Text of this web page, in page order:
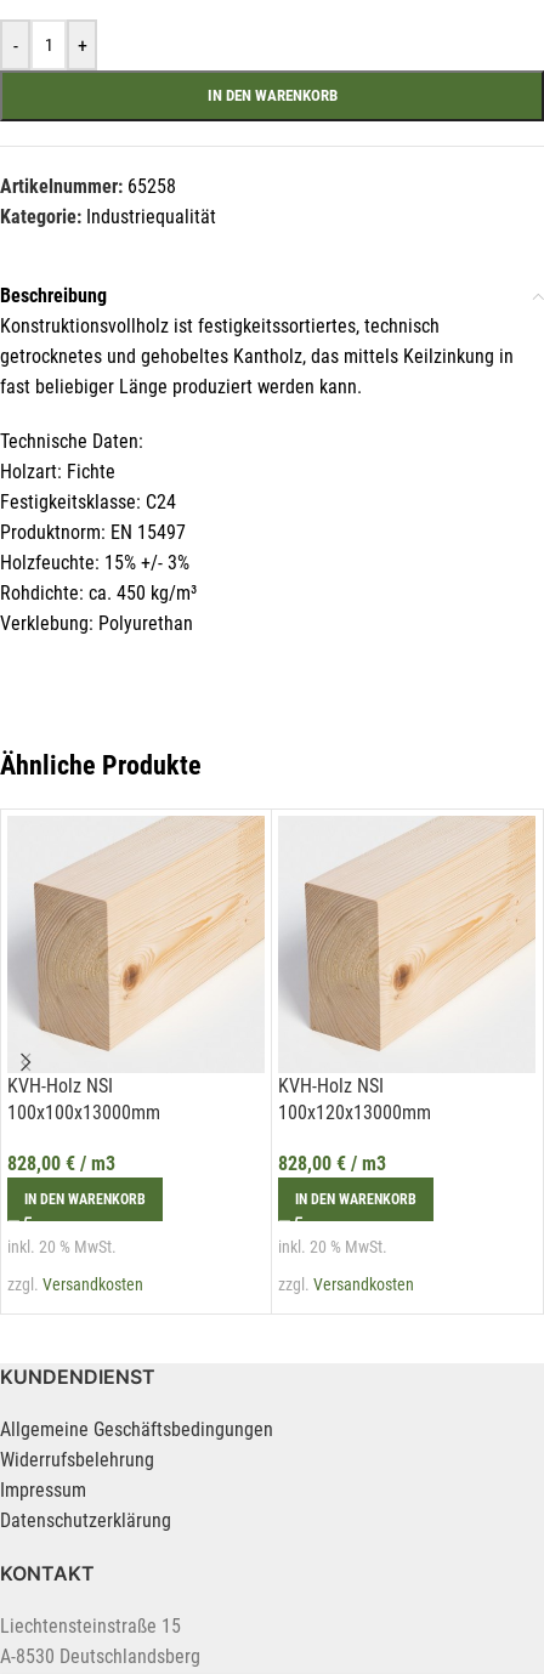
- +
IN DEN WARENKORB
Artikelnummer: 65258
Kategorie: Industriequalität
Beschreibung
Konstruktionsvollholz ist festigkeitssortiertes, technisch
getrocknetes und gehobeltes Kantholz, das mittels Keilzinkung in
fast beliebiger Länge produziert werden kann.
Technische Daten:
Holzart: Fichte
Festigkeitsklasse: C24
Produktnorm: EN 15497
Holzfeuchte: 15% +/- 3%
Rohdichte: ca. 450 kg/m³
Verklebung: Polyurethan
Ähnliche Produkte
KVH-Holz NSI
100x100x13000mm
828,00 € / m3
IN DEN WARENKORB
inkl. 20 % MwSt.
zzgl. Versandkosten
KVH-Holz NSI
100x120x13000mm
828,00 € / m3
IN DEN WARENKORB
inkl. 20 % MwSt.
zzgl. Versandkosten
KUNDENDIENST
Allgemeine Geschäftsbedingungen
Widerrufsbelehrung
Impressum
Datenschutzerklärung
KONTAKT
Liechtensteinstraße 15
A-8530 Deutschlandsberg
Name*
Hiermit erkläre ich mich damit einverstanden, dass die Daten
meiner E-Mail-Adresse von der Liechtenstein Holztreff GmbH zum
Zwecke der Zusendung von Newslettern über Neuigkeiten in der
Liechtenstein Holztreff GmbH im Einklang mit der
Datenschutzerklärung verwendet werden. Diese Einwilligung ist
freiwillig und kann jederzeit mit Wirkung für die Zukunft gegenüber
der Liechtenstein Holztreff GmbH unter info@holztreff.at